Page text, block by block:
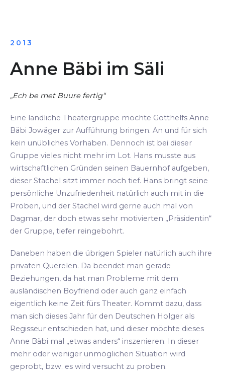
2013
Anne Bäbi im Säli
„Ech be met Buure fertig“
Eine ländliche Theatergruppe möchte Gotthelfs Anne
Bäbi Jowäger zur Aufführung bringen. An und für sich
kein unübliches Vorhaben. Dennoch ist bei dieser
Gruppe vieles nicht mehr im Lot. Hans musste aus
wirtschaftlichen Gründen seinen Bauernhof aufgeben,
dieser Stachel sitzt immer noch tief. Hans bringt seine
persönliche Unzufriedenheit natürlich auch mit in die
Proben, und der Stachel wird gerne auch mal von
Dagmar, der doch etwas sehr motivierten „Präsidentin“
der Gruppe, tiefer reingebohrt.
Daneben haben die übrigen Spieler natürlich auch ihre
privaten Querelen. Da beendet man gerade
Beziehungen, da hat man Probleme mit dem
ausländischen Boyfriend oder auch ganz einfach
eigentlich keine Zeit fürs Theater. Kommt dazu, dass
man sich dieses Jahr für den Deutschen Holger als
Regisseur entschieden hat, und dieser möchte dieses
Anne Bäbi mal „etwas anders“ inszenieren. In dieser
mehr oder weniger unmöglichen Situation wird
geprobt, bzw. es wird versucht zu proben.